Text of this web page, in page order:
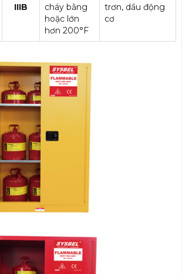
IIIB
cháy bằng
hoặc lớn
hơn 200°F
trơn, dầu động
cơ